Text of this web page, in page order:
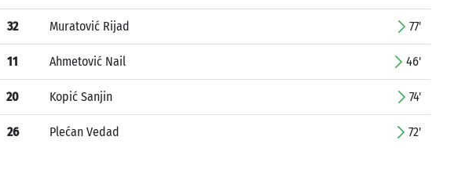
32 Muratović Rijad 77'
11 Ahmetović Nail 46'
20 Kopić Sanjin 74'
26 Plećan Vedad 72'